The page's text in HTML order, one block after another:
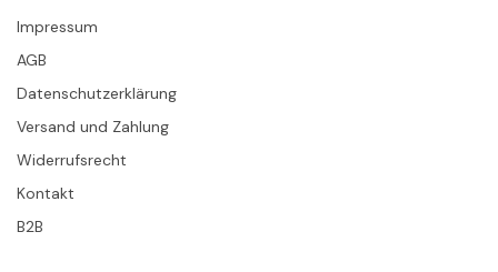
Impressum
AGB
Datenschutzerklärung
Versand und Zahlung
Widerrufsrecht
Kontakt
B2B